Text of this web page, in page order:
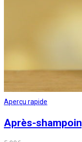
Aperçu rapide
Après-